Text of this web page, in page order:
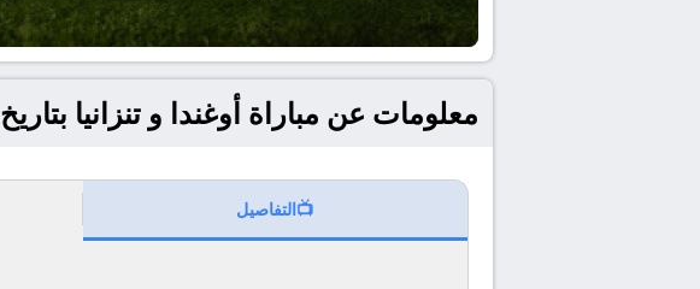
معلومات عن مباراة أوغندا و تنزانيا بتاريخ 2025-12-27 في أفريقيا, كأس أمم إفريقيا – المجموعة ج
📺التفاصيل